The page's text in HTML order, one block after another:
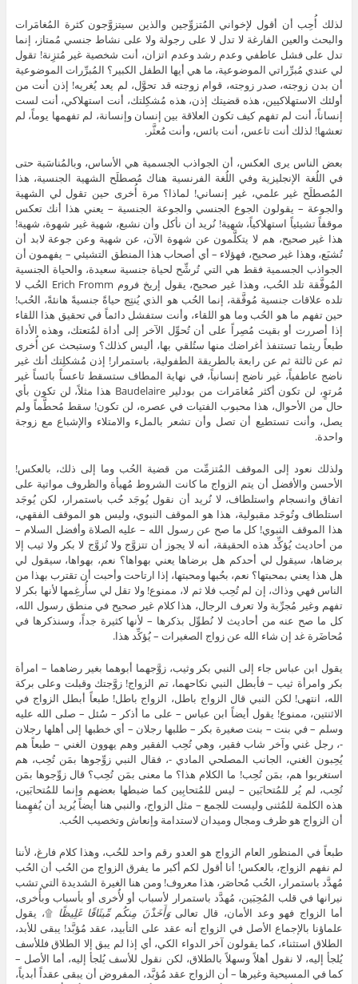
لذلك أُحِب أن أقول لإخواني المُتزوِّجين والذين سيتزوَّجون كثرة المُغامَرات
والبحث والعين الفارغة لا تدل لا على رجولة ولا على نشاط جنسي مُمتاز، إنما
تدل على فشل عاطفي وعدم رشد وعدم اتزان، أنت شخصية غير مُتزِنة! تقول
لي عندي مُبرِّراتي الموضوعية، ما هي أيها الطفل الكبير؟ المُبرِّرات الموضوعية
أن بدن زوجته، صدر زوجته، قوام زوجته قد تحوَّل، لم يعد يُغريه! إذن أنت من
أولئك الاستهلاكيين، هذه قضيتك إذن، هذه مُشكِلتك، أنت استهلاكي، أنت لست
إنساناً، أنت لم تفهم كيف تكون العلاقة بين إنسان وإنسانة، لم تفهمها يوماً، لم
تعشها! لذلك أنت تاعس، أنت بائس، وأنت مُعثَّر.
بعض الناس يرى العكس، أن الجواذب الجسمية هي الأساس، وبالمُناسَبة حتى
في اللُغة الإنجليزية وفي اللُغة الفرنسية هناك مُصطلَح الشهية الجنسية، هذا
المُصطلَح غير علمي، غير إنساني! لماذا؟ مرة أُخرى حين تقول لي الشهية
والجوعة – يقولون الجوع الجنسي والجوعة الجنسية – يعني هذا أنك تعكس
موقفاً تشيئياً استهلاكياً، شهية! نُريد أن نأكل وأن نشبع، شهية غير شهوة، شهية!
هذا غير صحيح، هم لا يتكلَّمون عن شهوة الآن، عن شهية وعن جوعة لابد أن
تُشبَع، وهذا غير صحيح، فهؤلاء – أي أصحاب هذا المنطق التشيئي – يفهمون أن
الجواذب الجسمية فقط هي التي تُرشِّح لحياة جنسية سعيدة، والحياة الجنسية
المُوفَّقة تلد الحُب، وهذا غير صحيح، يقول إريخ فروم Erich Fromm الحُب لا
تلده علاقات جنسية مُوفَّقة، إنما الحُب هو الذي يُنتِج حياةً جنسيةً هانئةً، الحُب!
حين تفهم ما هو الحُب وما هو اللقاء، وأنت ستفشل دائماً في تحقيق هذا اللقاء
إذا أصررت أو بقيت مُصِراً على أن تُحوِّل الآخر إلى أداة لمُتعتك، وهذه الأداة
طبعاً ريثما تستنفذ أغراضك منها ستُلقي بها، أليس كذلك؟ وستبحث عن أُخرى
ثم عن ثالثة ثم عن رابعة بالطريقة الطفولية، باستمرار! إذن مُشكلِتك أنك غير
ناضج عاطفياً، غير ناضج إنسانياً، في نهاية المطاف ستسقط تاعساً بائساً غير
مُرتوٍ، لن تكون أكثر مُغامَرات من بودلير Baudelaire هذا مثلاً، لن تكون بأي
حال من الأحوال، هذا محبوب الفتيات في عصره، لن تكون! سقط مُحطَّماً ولم
يصل، وأنت تستطيع أن تصل وأن تشعر بالملء والامتلاء والإشباع مع زوجة
واحدة.
ولذلك نعود إلى الموقف المُتزمِّت من قضية الحُب وما إلى ذلك، بالعكس!
الأحسن والأفضل أن يتم الزواج ما كانت الشروط مُهيأة والظروف مواتية على
اتفاق وانسجام واستلطاف، لا نُريد أن نقول يُوجَد حُب باستمرار، لكن يُوجَد
استلطاف وتُوجَد مقبولية، هذا هو الموقف النبوي، وليس هو الموقف الفقهي،
هذا الموقف النبوي! كل ما صح عن رسول الله – عليه الصلاة وأفضل السلام –
من أحاديث يُؤكِّد هذه الحقيقة، أنه لا يجوز أن تتزوَّج ولا تُزوَّج لا بكر ولا ثيب إلا
برضاها، سيقول لي أحدكم هل برضاها يعني بهواها؟ نعم، بهواها، سيقول لي
هل هذا يعني بمحبتها؟ نعم، بحُبها ومحبتها، إذا ارتاحت وأحبت أن تقترب بهذا من
الناس فهي وذاك، إن لم تُحِب فلا ثم لا، ممنوع! ولا تقل لي سأُرغِمها لأنها بكر لا
تفهم وغير مُجرِّبة ولا تعرف الرجال، هذا كلام غير صحيح في منطق رسول الله،
كل ما صح عنه من أحاديث لا نُطوِّل بذكرها – لأنها كثيرة جداً، وسنذكرها في
مُحاضَرة غد إن شاء الله عن زواج الصغيرات – يُؤكِّد هذا.
يقول ابن عباس جاء إلى النبي بكر وثيب، زوَّجهما أبوهما بغير رضاهما – امرأة
بكر وامرأة ثيب – فأبطل النبي نكاحهما، تم الزواج! زوَّجتك وقبلت وعلى بركة
الله، انتهى! لكن النبي قال الزواج باطل، الزواج باطل! طبعاً أبطل الزواج في
الاثنتين، ممنوع! يقول أيضاً ابن عباس – على ما أذكر – سُئل – صلى الله عليه
وسلم – في بنت – بنت صغيرة بكر – طلبها رجلان – أي خطبها إلى أهلها رجلان
-، رجل غني وآخر شاب فقير، وهي تُحِب الفقير وهم يهوون الغني – طبعاً هم
يُحِبون الغني، الجانب المصلحي المادي -، فقال النبي زوِّجوها بمَن تُحِب، هم
استغربوا هم، بمَن تُحِب! ما الكلام هذا؟ ما معنى بمَن تُحِب؟ قال زوِّجوها بمَن
تُحِب، لم يُر للمُتحابَين – ليس للمُتحابِين كما ضبطها بعضهم وإنما للمُتحابَين،
هذه الكلمة للمُثنى وليست للجمع – مثل الزواج، والنبي هنا أيضاً يُريد أن يُفهِمنا
أن الزواج هو ظرف ومجال وميدان لاستدامة وإنعاش وتخصيب الحُب.
طبعاً في المنظور العام الزواج هو العدو رقم واحد للحُب، وهذا كلام فارغ، لأننا
لم نفهم الزواج، بالعكس! أنا أقول لكم أكبر ما يفرق الزواج من الحُب أن الحُب
مُهدَّد باستمرار، الحُب مُحاصَر، هذا معروف! ومن هنا الغيرة الشديدة التي تشب
نيرانها في قلب المُحِبَين، مُهدَّد باستمرار لأسباب أو لأُخرى أو بأسباب وبأُخرى،
أما الزواج فهو وعد الأمان، قال تعالىوَأَخَذْنَ مِنكُم مِّيثَاقًا غَلِيظًا ۩، يقول
علماؤنا بالإجماع الأصل في الزواج أنه عقد على التأبيد، عقد مُؤبَّد! يبقى للأبد،
الطلاق استثناء، كما يقولون آخر الدواء الكي، أي إذا لم يبق إلا الطلاق فللأسف
يُلجأ إليه، لا نقول أهلاً وسهلاً بالطلاق، لكن نقول للأسف يُلجأ إليه، أما الأصل –
كما في المسيحية وغيرها – أن الزواج عقد مُؤبَّد، المفروض أن يبقى عقداً أبدياً،